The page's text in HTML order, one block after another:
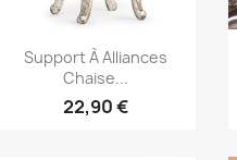
Aperçu rapide
Support À Alliances
Chaise...
22,90 €